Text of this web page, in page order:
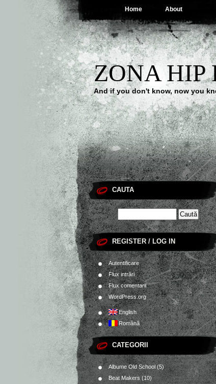
Home About
ZONA HIP
And if you don't know, now you
CAUTA
REGISTER / LOG IN
Autentificare
Flux intrări
Flux comentarii
WordPress.org
English
Română
CATEGORII
Albume Old School(5)
Beat Makers(10)